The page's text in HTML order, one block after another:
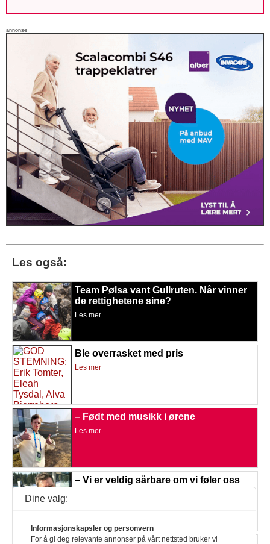
annonse
Les også:
Team Pølsa vant Gullruten. Når vinner
de rettighetene sine?
Les mer
Ble overrasket med pris
Les mer
– Født med musikk i ørene
Les mer
– Vi er veldig sårbare om vi føler oss
alene
Dine valg:
Informasjonskapsler og personvern
For å gi deg relevante annonser på vårt nettsted bruker vi